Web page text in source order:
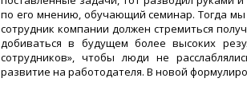
по его мнению, обучающий семинар. Тогда
сотрудник компании должен стремиться
добиваться в будущем более высоких
сотрудников», чтобы люди не
развитие на работодателя. В новой